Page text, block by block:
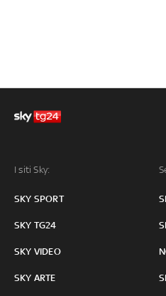
I siti Sky:
SKY SPORT
SKY TG24
SKY VIDEO
SKY ARTE